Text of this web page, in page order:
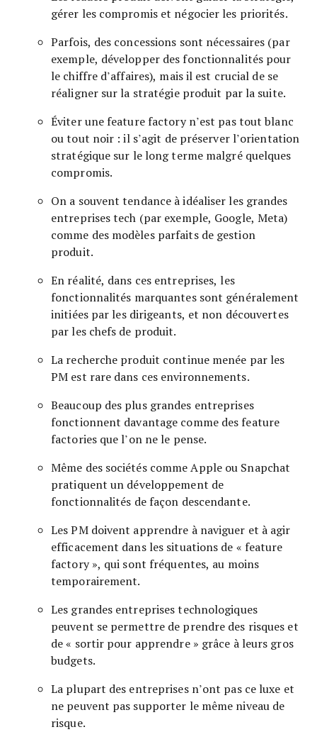
gérer les compromis et négocier les priorités.
Parfois, des concessions sont nécessaires (par
exemple, développer des fonctionnalités pour
le chiffre d’affaires), mais il est crucial de se
réaligner sur la stratégie produit par la suite.
Éviter une feature factory n’est pas tout blanc
ou tout noir : il s’agit de préserver l’orientation
stratégique sur le long terme malgré quelques
compromis.
On a souvent tendance à idéaliser les grandes
entreprises tech (par exemple, Google, Meta)
comme des modèles parfaits de gestion
produit.
En réalité, dans ces entreprises, les
fonctionnalités marquantes sont généralement
initiées par les dirigeants, et non découvertes
par les chefs de produit.
La recherche produit continue menée par les
PM est rare dans ces environnements.
Beaucoup des plus grandes entreprises
fonctionnent davantage comme des feature
factories que l’on ne le pense.
Même des sociétés comme Apple ou Snapchat
pratiquent un développement de
fonctionnalités de façon descendante.
Les PM doivent apprendre à naviguer et à agir
efficacement dans les situations de « feature
factory », qui sont fréquentes, au moins
temporairement.
Les grandes entreprises technologiques
peuvent se permettre de prendre des risques et
de « sortir pour apprendre » grâce à leurs gros
budgets.
La plupart des entreprises n’ont pas ce luxe et
ne peuvent pas supporter le même niveau de
risque.